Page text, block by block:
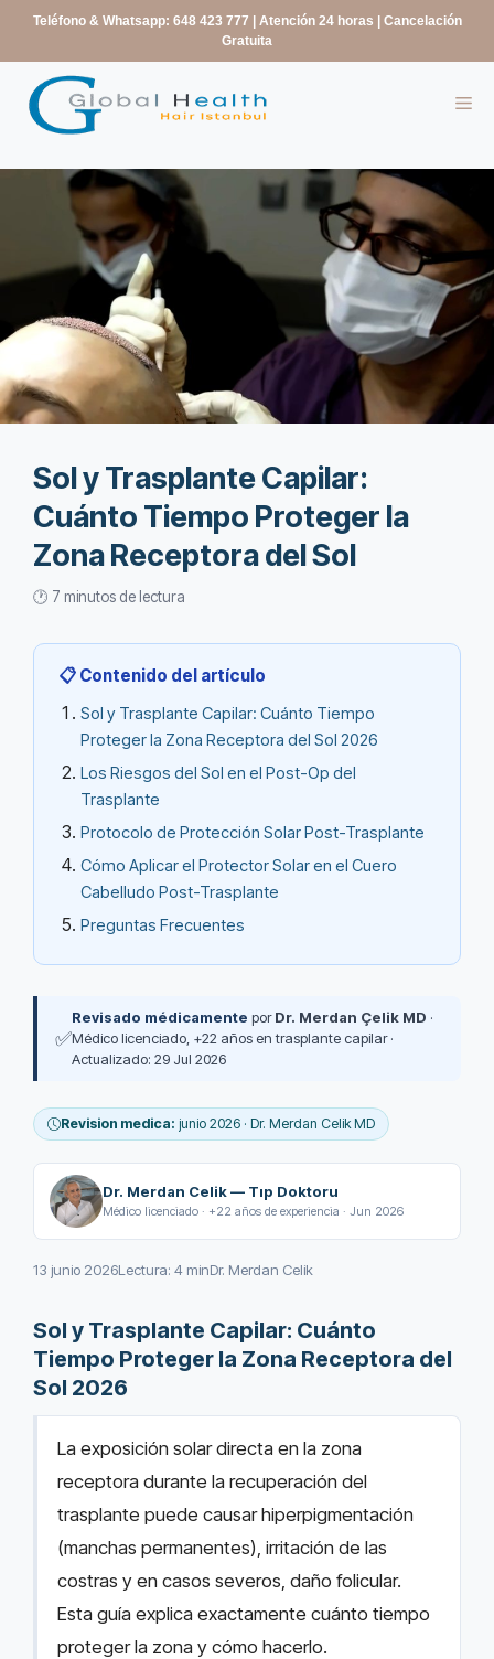
contenido
Teléfono & Whatsapp: 648 423 777
| Atención 24 horas | Cancelación
Gratuita
Sol y Trasplante Capilar:
Cuánto Tiempo Proteger la
Zona Receptora del Sol
🕐 7 minutos de lectura
📋 Contenido del artículo
Sol y Trasplante Capilar: Cuánto Tiempo
Proteger la Zona Receptora del Sol 2026
Los Riesgos del Sol en el Post-Op del
Trasplante
Protocolo de Protección Solar Post-Trasplante
Cómo Aplicar el Protector Solar en el Cuero
Cabelludo Post-Trasplante
Preguntas Frecuentes
✅
Revisado médicamente porDr. Merdan Çelik MD ·
Médico licenciado, +22 años en trasplante capilar ·
Actualizado: 29 Jul 2026
Revision medica: junio 2026 · Dr. Merdan Celik MD
Dr. Merdan Celik — Tıp Doktoru
Médico licenciado · +22 años de experiencia · Jun 2026
13 junio 2026Lectura: 4 minDr. Merdan Celik
Sol y Trasplante Capilar: Cuánto
Tiempo Proteger la Zona Receptora del
Sol 2026
La exposición solar directa en la zona
receptora durante la recuperación del
trasplante puede causar hiperpigmentación
(manchas permanentes), irritación de las
costras y en casos severos, daño folicular.
Esta guía explica exactamente cuánto tiempo
proteger la zona y cómo hacerlo.